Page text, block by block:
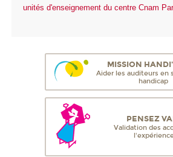
unités d'enseignement du centre Cnam
MISSION
Aider les auditeurs en
handicap
PENSEZ
Validation des